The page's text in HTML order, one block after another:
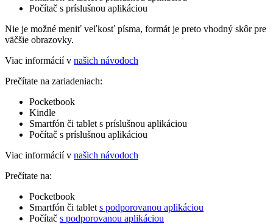
Počítač s príslušnou aplikáciou
Nie je možné meniť veľkosť písma, formát je preto vhodný skôr pre
väčšie obrazovky.
Viac informácií v našich návodoch
Prečítate na zariadeniach:
Pocketbook
Kindle
Smartfón či tablet s príslušnou aplikáciou
Počítač s príslušnou aplikáciou
Viac informácií v našich návodoch
Prečítate na:
Pocketbook
Smartfón či tablet s podporovanou aplikáciou
Počítač s podporovanou aplikáciou